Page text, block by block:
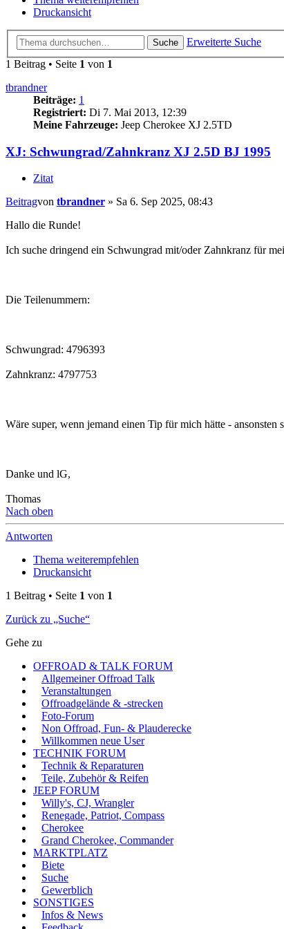
Druckansicht
Suche
Erweiterte Suche
1 Beitrag • Seite 1 von 1
tbrandner
Beiträge: 1
Registriert: Di 7. Mai 2013, 12:39
Meine Fahrzeuge: Jeep Cherokee XJ 2.5TD
XJ: Schwungrad/Zahnkranz XJ 2.5D BJ 1995
Zitat
Beitragvon tbrandner » Sa 6. Sep 2025, 08:43
Hallo die Runde!
Ich suche dringend ein Schwungrad mit/oder Zahnkranz für
Die Teilenummern:
Schwungrad: 4796393
Zahnkranz: 4797753
Wäre super, wenn jemand einen Tip für mich hätte - ansonsten
Danke und lG,
Thomas
Nach oben
Antworten
Thema weiterempfehlen
Druckansicht
1 Beitrag • Seite 1 von 1
Zurück zu „Suche“
Gehe zu
OFFROAD & TALK FORUM
Allgemeiner Offroad Talk
Veranstaltungen
Offroadgelände & -strecken
Foto-Forum
Non Offroad, Fun- & Plauderecke
Willkommen neue User
TECHNIK FORUM
Technik & Reparaturen
Teile, Zubehör & Reifen
JEEP FORUM
Willy's, CJ, Wrangler
Renegade, Patriot, Compass
Cherokee
Grand Cherokee, Commander
MARKTPLATZ
Biete
Suche
Gewerblich
SONSTIGES
Infos & News